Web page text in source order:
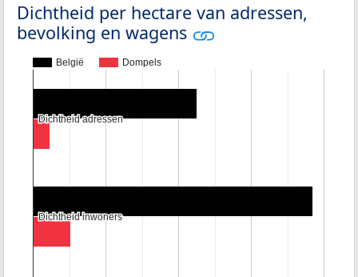
Dichtheid per hectare van adressen,
bevolking en wagens
België Dompels
Dichtheid adressen
Dichtheid adressen
Dichtheid inwoners
Dichtheid inwoners